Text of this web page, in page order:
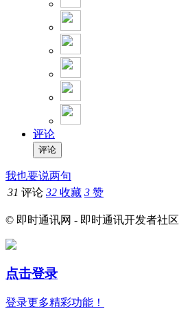
评论
我也要说两句
31 评论 32 收藏 3 赞
© 即时通讯网 - 即时通讯开发者社区
点击登录
登录更多精彩功能！